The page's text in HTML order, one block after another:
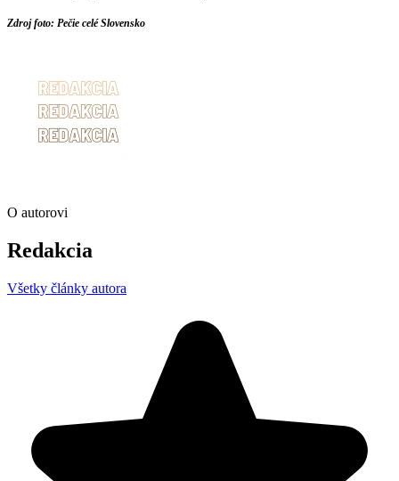
Zdroj foto: Pečie celé Slovensko
O autorovi
Redakcia
Všetky články autora